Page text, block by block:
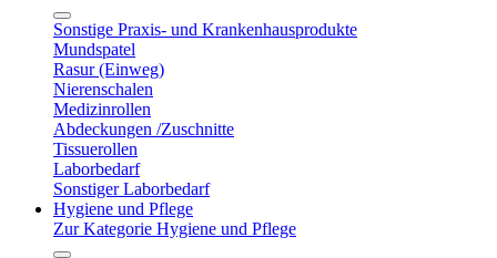
Sonstige Praxis- und Krankenhausprodukte
Mundspatel
Rasur (Einweg)
Nierenschalen
Medizinrollen
Abdeckungen /Zuschnitte
Tissuerollen
Laborbedarf
Sonstiger Laborbedarf
Hygiene und Pflege
Zur Kategorie Hygiene und Pflege